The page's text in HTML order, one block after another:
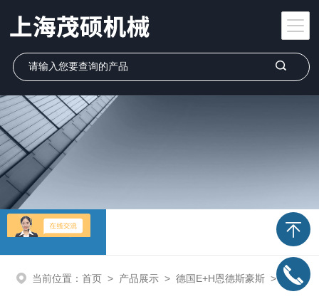
产品展示
当前位置： 首页 > 产品展示 > 德国E+H恩德斯豪斯 > E+H流量计